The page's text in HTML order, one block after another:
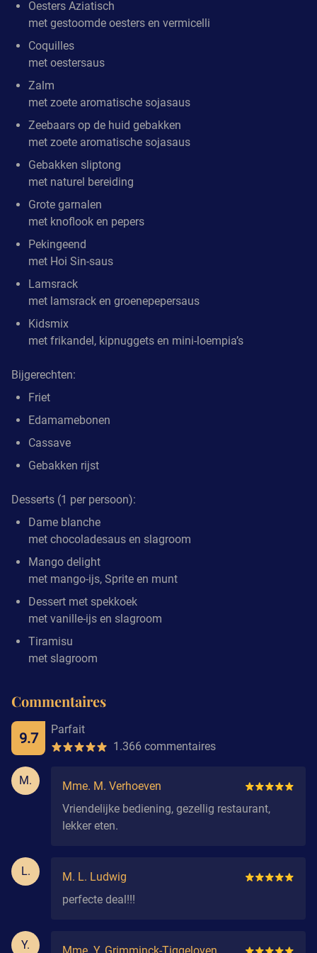
Oesters Aziatisch
met gestoomde oesters en vermicelli
Coquilles
met oestersaus
Zalm
met zoete aromatische sojasaus
Zeebaars op de huid gebakken
met zoete aromatische sojasaus
Gebakken sliptong
met naturel bereiding
Grote garnalen
met knoflook en pepers
Pekingeend
met Hoi Sin-saus
Lamsrack
met lamsrack en groenepepersaus
Kidsmix
met frikandel, kipnuggets en mini-loempia’s
Bijgerechten:
Friet
Edamamebonen
Cassave
Gebakken rijst
Desserts (1 per persoon):
Dame blanche
met chocoladesaus en slagroom
Mango delight
met mango-ijs, Sprite en munt
Dessert met spekkoek
met vanille-ijs en slagroom
Tiramisu
met slagroom
Commentaires
9.7
Parfait
1.366 commentaires
M.
Mme. M. Verhoeven
Vriendelijke bediening, gezellig restaurant,
lekker eten.
L.
M. L. Ludwig
perfecte deal!!!
Y.